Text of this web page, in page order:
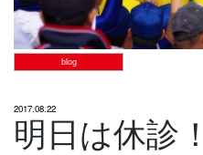
blog
2017.08.22
明日は休診